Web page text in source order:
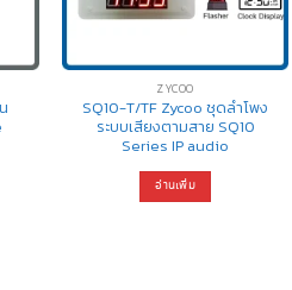
ZYCOO
SQ10-T/TF Zycoo ชุดลำโพง
ระบบเสียงตามสาย SQ10
Series IP audio
อ่านเพิ่ม